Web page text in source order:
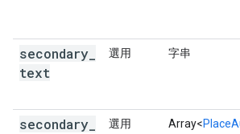
secondary
text
選用 字串
secondary 選用 Array<